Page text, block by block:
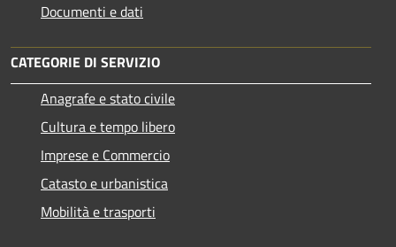
Documenti e dati
CATEGORIE DI SERVIZIO
Anagrafe e stato civile
Cultura e tempo libero
Imprese e Commercio
Catasto e urbanistica
Mobilità e trasporti